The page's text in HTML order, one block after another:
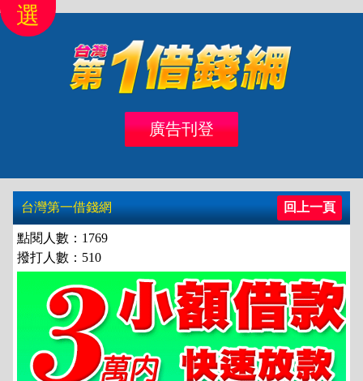
桃竹苗 中彰投
選
廣告刊登
台灣第一借錢網 回上一頁
點閱人數：1769
撥打人數：510